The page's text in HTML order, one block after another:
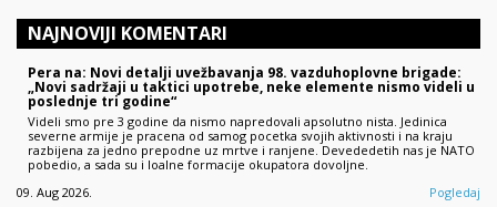
NAJNOVIJI KOMENTARI
Pera na: Novi detalji uvežbavanja 98. vazduhoplovne brigade:
„Novi sadržaji u taktici upotrebe, neke elemente nismo videli u
poslednje tri godine“
Videli smo pre 3 godine da nismo napredovali apsolutno nista. Jedinica
severne armije je pracena od samog pocetka svojih aktivnosti i na kraju
razbijena za jedno prepodne uz mrtve i ranjene. Devededetih nas je NATO
pobedio, a sada su i loalne formacije okupatora dovoljne.
09. Aug 2026.
Pogledaj